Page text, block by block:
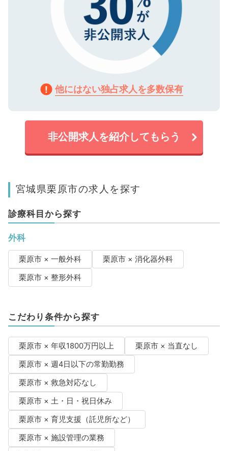
他にはない独占求人を多数保有
非公開求人を紹介してもらう
宮城県栗原市の求人を探す
診療科目から探す
外科
栗原市 × 一般外科
栗原市 × 消化器外科
栗原市 × 整形外科
こだわり条件から探す
栗原市 × 年収1800万円以上
栗原市 × 当直なし
栗原市 × 週4日以下の常勤勤務
栗原市 × 救急対応なし
栗原市 × 土・日・祝日休み
栗原市 × 育児支援（託児所など）
栗原市 × 施設管理の業務